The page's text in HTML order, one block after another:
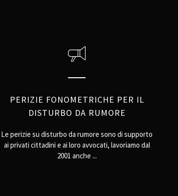
PERIZIE FONOMETRICHE PER IL
DISTURBO DA RUMORE
Le perizie su disturbo da rumore sono di supporto
ai privati cittadini e ai loro avvocati, lavoriamo dal
2001 anche ...